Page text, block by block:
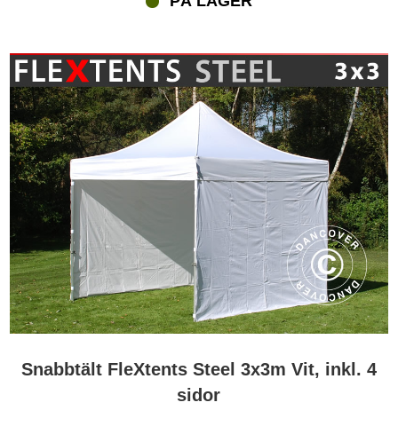
Snabbtält FleXtents Steel 3x3m Vit, inkl. 4
sidor